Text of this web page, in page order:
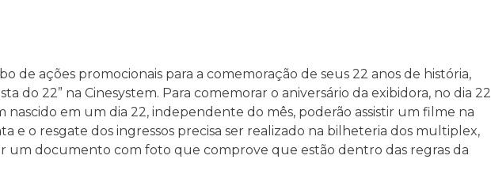
de ações promocionais para a comemoração de seus 22 anos de história,
do 22” na Cinesystem. Para comemorar o aniversário da exibidora, no dia 22
em um dia 22, independente do mês, poderão assistir um filme na
e o resgate dos ingressos precisa ser realizado na bilheteria dos multiplex,
um documento com foto que comprove que estão dentro das regras da